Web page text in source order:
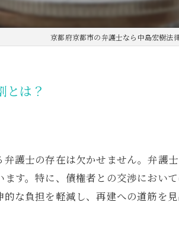
京都府京都市の弁護士なら中島宏樹法
とは？
護士の存在は欠かせません。弁護
す。特に、債権者との交渉におい
な負担を軽減し、再建への道筋を見